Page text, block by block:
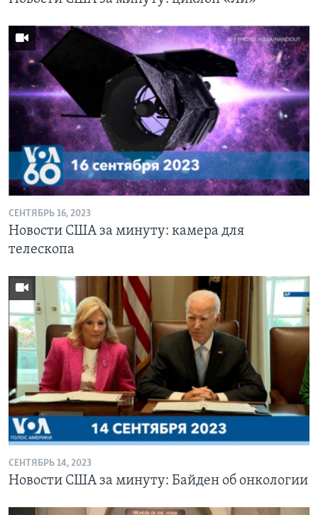
СЕНТЯБРЬ 16, 2023
Новости США за минуту: камера для
телескопа
СЕНТЯБРЬ 14, 2023
Новости США за минуту: Байден об онкологии